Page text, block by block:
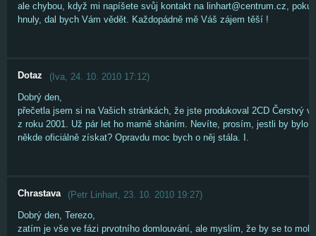
ale chybou, když mi napíšete svůj kontakt na linhart@centrum.cz,
hnuly, dal bych Vám vědět. Každopádně mě Váš zájem těší !
Dotaz ( Iva, 24. 10. 2010 17:12)
Dobrý den,
přečetla jsem si na Vašich stránkách, že jste produkoval 2CD Čerstvý
z roku 2001. Už pár let ho marně sháním. Nevíte, prosím, jestli by bylo
někde oficiálně získat? Opravdu moc bych o něj stála. I.
Chrastava (Petr Linhart, 23. 10. 2010 19:27)
Dobrý den, Terezo,
zatím je vše ve fázi prvotního domlouvání, ale myslím, že by se to